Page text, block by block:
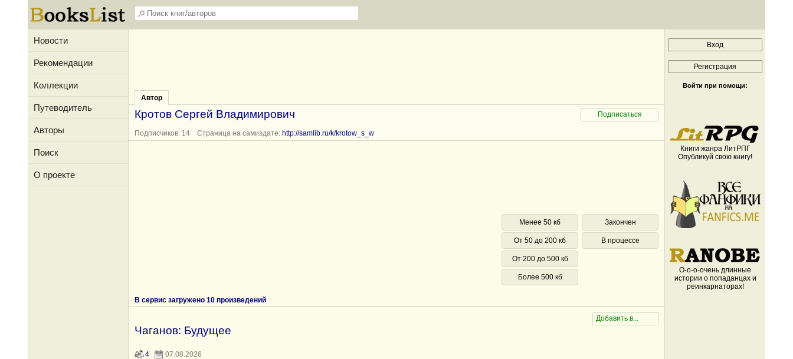
Новости
Рекомендации
Коллекции
Путеводитель
Авторы
Поиск
О проекте
Автор
Кротов Сергей Владимирович
Подписчиков: 14 Страница на самиздате: http://samlib.ru/k/krotow_s_w
Менее 50 кб
От 50 до 200 кб
От 200 до 500 кб
Более 500 кб
Закончен
В процессе
В сервис загружено 10 произведений
Чаганов: Будущее
4 07.08.2026
Войти при помощи:
Книги жанра ЛитРПГ
Опубликуй свою книгу!
О-о-о-очень длинные
истории о попаданцах и
реинкарнаторах!